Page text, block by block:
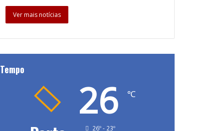
Ver mais notícias
Tempo
26 ℃
26º - 23º